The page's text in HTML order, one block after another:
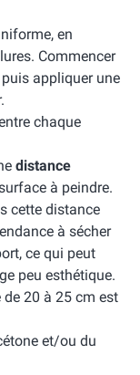
en
Commencer
appliquer une
chaque
distance
à peindre.
cette distance
à sécher
ce qui peut
peu esthétique.
20 à 25 cm est
et/ou du